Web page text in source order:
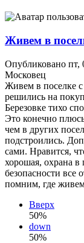
Живем в
Опубликовано пт,
Московец
Живем в поселке с
решились на
Березовке тихо
Это конечно
чем в других
подстроились.
сами. Нравится,
хорошая, охрана в
безопасности
помним, где
Вверх
50%
down
50%